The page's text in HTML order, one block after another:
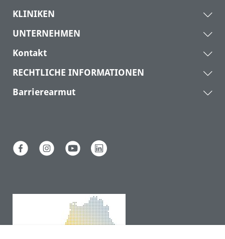
KLINIKEN
UNTERNEHMEN
Kontakt
RECHTLICHE INFORMATIONEN
Barrierearmut